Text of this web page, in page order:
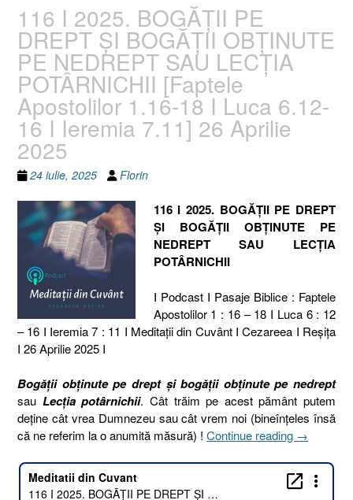
116 I 2025. BOGĂȚII PE
DREPT ȘI BOGĂȚII OBȚINUTE
PE NEDREPT SAU LECȚIA
POTÂRNICHII [Faptele
Apostolilor 1.16-18 I Luca 6.12-
16 I Ieremia 7.11] 26 Aprilie
2025
24 iulie, 2025 Florin
116 I 2025. BOGĂȚII PE DREPT
ȘI BOGĂȚII OBȚINUTE PE
NEDREPT SAU LECȚIA
POTÂRNICHII
I Podcast I Pasaje Biblice : Faptele
Apostolilor 1 : 16 – 18 I Luca 6 : 12
– 16 I Ieremia 7 : 11 I Meditaţii din Cuvânt I Cezareea I Reşiţa
I 26 Aprilie 2025 I
Bogății obținute pe drept și bogății obținute pe nedrept
sau Lecția potârnichii. Cât trăim pe acest pământ putem
deține cât vrea Dumnezeu sau cât vrem noi (bineînțeles însă
că ne referim la o anumită măsură) ! Continue reading „116
2025.
BOGĂȚII
→